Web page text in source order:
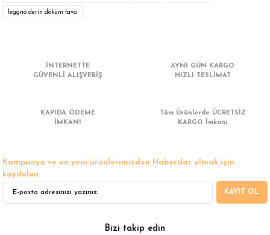
Görüş ve önerileriniz için teşekkür ederiz.
Ürün bilgilerinde hatalar bulunuyor.
Gönder
leggno derin döküm tava
İNTERNETTE
GÜVENLİ ALIŞVERİŞ
AYNI GÜN KARGO
HIZLI TESLİMAT
KAPIDA ÖDEME
İMKANI
Tüm Ürünlerde ÜCRETSİZ
KARGO İmkanı
Kampanya ve en yeni ürünlerimizden Haberdar olmak için
kaydolun
KAYIT OL
Bizi takip edin